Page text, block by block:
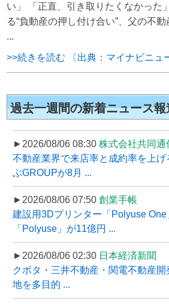
い」 「正直、引き取りたくなかった
る“負動産の押し付け合い”、父の不
...
>>続きを読む 〔出典：マイナビニュ
過去一週間の新着ニュース報
►2026/08/06 08:30 株式会社共同通
不動産業界で来店率と成約率を上げ
ぶGROUPが8月 ...
►2026/08/06 07:50 創業手帳
建設用3Dプリンター「Polyuse
「Polyuse」が11億円 ...
►2026/08/06 02:30 日本経済新聞
クボタ・三井不動産・関電不動産
地を多目的 ...